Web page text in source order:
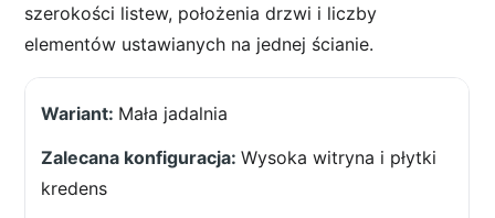
szerokości listew, położenia drzwi i liczby
elementów ustawianych na jednej ścianie.
Mała jadalnia
Wysoka witryna i płytki
kredens